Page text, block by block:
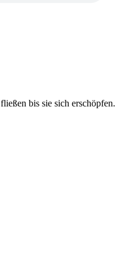
bis sie sich erschöpfen.